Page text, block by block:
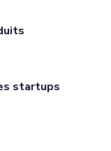
startups